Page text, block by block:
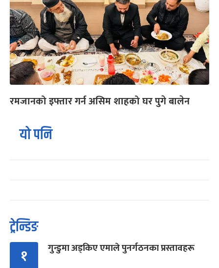
रमजानको इफ्तार गर्न असिम शाहको घर पुगे बालेन
यो पनि
ट्रेन्डिङ
१ गुन्डुमा अड्किए एमाले पुनर्गठनका प्रस्तावहरू